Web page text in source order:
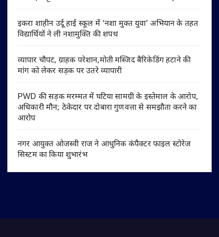
इकरा शाहीन उर्दू हाई स्कूल में ‘नशा मुक्त युवा’ अभियान के तहत
विद्यार्थियों ने ली नशामुक्ति की शपथ
व्यापार चौपट, ग्राहक परेशान,मोती मस्जिद बैरिकेडिंग हटाने की
मांग को लेकर सड़क पर उतरे व्यापारी
PWD की सड़क मरम्मत में घटिया सामग्री के इस्तेमाल के आरोप,
अधिकारी मौन; ठेकेदार पर दोबारा गुणवत्ता से समझौता करने का
आरोप
नगर आयुक्त ओजस्वी राज ने आधुनिक कंपैक्टर फाइल स्टोरेज
सिस्टम का किया शुभारंभ